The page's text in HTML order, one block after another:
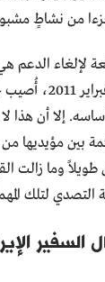
جزءا من نشاطٍ
لإلغاء الدعم
دوار اللؤلؤة
إلا أن هذا لا
بين
طويلاً وما زالت
التصدي لتلك
السفير